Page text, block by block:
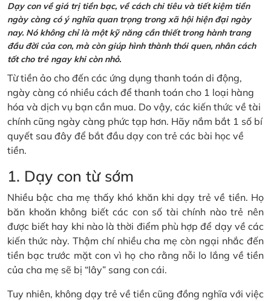
Dạy con về giá trị tiền bạc, về cách chi tiêu và tiết kiệm tiền
ngày càng có ý nghĩa quan trọng trong xã hội hiện đại ngày
nay. Nó không chỉ là một kỹ năng cần thiết trong hành trang
đầu đời của con, mà còn giúp hình thành thói quen, nhân cách
tốt cho trẻ ngay khi còn nhỏ.
Từ tiền ảo cho đến các ứng dụng thanh toán di động,
ngày càng có nhiều cách để thanh toán cho 1 loại hàng
hóa và dịch vụ bạn cần mua. Do vậy, các kiến thức về tài
chính cũng ngày càng phức tạp hơn. Hãy nắm bắt 1 số bí
quyết sau đây để bắt đầu dạy con trẻ các bài học về
tiền.
1. Dạy con từ sớm
Nhiều bậc cha mẹ thấy khó khăn khi dạy trẻ về tiền. Họ
băn khoăn không biết các con số tài chính nào trẻ nên
được biết hay khi nào là thời điểm phù hợp để dạy về các
kiến thức này. Thậm chí nhiều cha mẹ còn ngại nhắc đến
tiền bạc trước mặt con vì họ cho rằng nỗi lo lắng về tiền
của cha mẹ sẽ bị “lây” sang con cái.
Tuy nhiên, không dạy trẻ về tiền cũng đồng nghĩa với việc